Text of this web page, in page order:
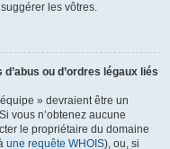
les vôtres.
ou d’ordres légaux liés
» devraient être un
vous n’obtenez aucune
le propriétaire du domaine
une requête WHOIS), ou, si